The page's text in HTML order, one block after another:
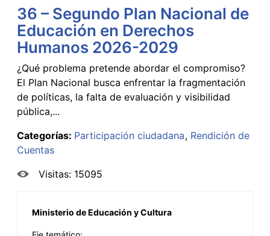
36 – Segundo Plan Nacional de
Educación en Derechos
Humanos 2026-2029
¿Qué problema pretende abordar el compromiso?
El Plan Nacional busca enfrentar la fragmentación
de políticas, la falta de evaluación y visibilidad
pública,...
Categorías: Participación ciudadana Rendición de
Cuentas
Visitas: 15095
Ministerio de Educación y Cultura